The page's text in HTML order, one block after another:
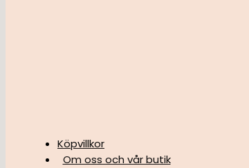
Köpvillkor
Om oss och vår butik